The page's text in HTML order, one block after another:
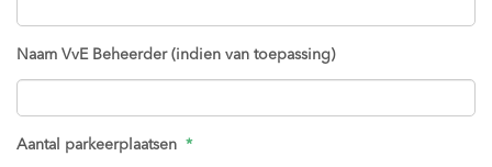
Naam VvE Beheerder (indien van toepassing)
Aantal parkeerplaatsen *